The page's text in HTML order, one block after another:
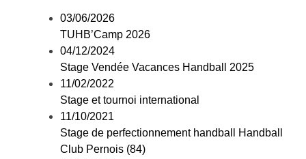
03/06/2026
TUHB’Camp 2026
04/12/2024
Stage Vendée Vacances Handball 2025
11/02/2022
Stage et tournoi international
11/10/2021
Stage de perfectionnement handball Handball
Club Pernois (84)